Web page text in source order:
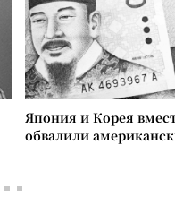
Япония и Корея
обвалили